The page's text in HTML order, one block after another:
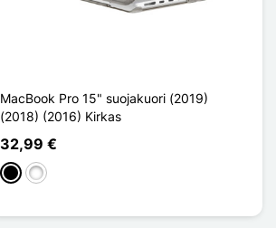
MacBook Pro 15" suojakuori (2019)
(2018) (2016) Kirkas
32,99 €
Noir Transparent
Blanc Transparent